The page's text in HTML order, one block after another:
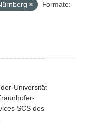
Formate:
Universität
SCS des